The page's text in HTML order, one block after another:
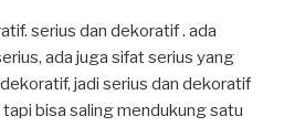
serius dan dekoratif . ada
ada juga sifat serius yang
jadi serius dan dekoratif
bisa saling mendukung satu